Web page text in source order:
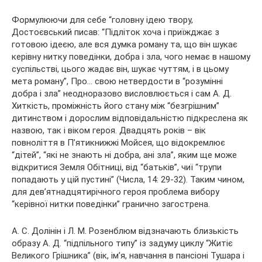
Формулюючи для себе “головну ідею твору,
Достоєвський писав: “Підліток хоча і приїжджає з
готовою ідеєю, але вся думка роману та, що він шукає
керівну нитку поведінки, добра і зла, чого немає в нашому
суспільстві, цього жадає він, шукає чуттям, і в цьому
мета роману”, Про… свою нетвердости в “розумінні
добра і зла” неодноразово висловлюється і сам А. Д.
Хиткість, проміжність його стану між “безгрішним”
дитинством і дорослим відповідальністю підкреслена як
назвою, так і віком героя. Двадцять років – вік
повноліття в П’ятикнижжі Мойсея, що відокремлює
“дітей”, “які не знають ні добра, ані зла”, яким ще може
відкритися Земля Обітниці, від “батьків”, чиї “трупи
попадають у цій пустині” (Числа, 14: 29-32). Таким чином,
для дев’ятнадцятирічного героя проблема вибору
“керівної нитки поведінки” гранично загострена.
А. С. Долінін і Л. М. Розенблюм відзначають близькість
образу А. Д. “підпільного типу” із задуму циклу “Житіє
Великого Грішника” (вік, ім’я, навчання в пансіоні Тушара і